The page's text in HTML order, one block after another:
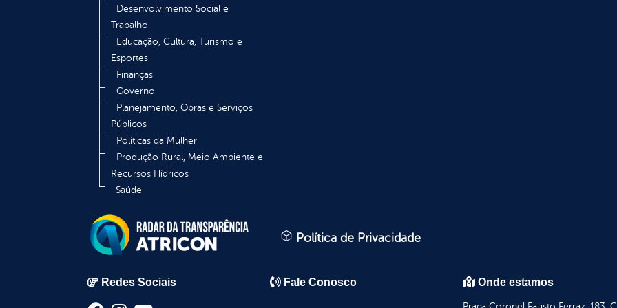
Desenvolvimento Social e
Trabalho
Educação, Cultura, Turismo e
Esportes
Finanças
Governo
Planejamento, Obras e Serviços
Públicos
Políticas da Mulher
Produção Rural, Meio Ambiente e
Recursos Hídricos
Saúde
Política de Privacidade
Redes Sociais Fale Conosco Onde estamos